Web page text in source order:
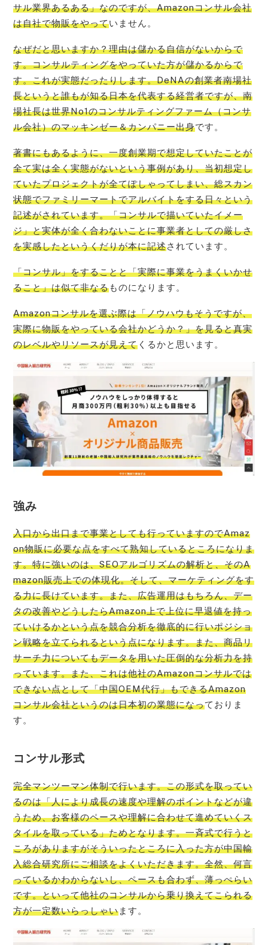
サル業界あるある」なのですが、Amazonコンサル会社
は自社で物販をやっていません。
なぜだと思いますか？理由は儲かる自信がないからで
す。コンサルティングをやっていた方が儲かるからで
す。これが実態だったりします。DeNAの創業者南場社
長というと誰もが知る日本を代表する経営者ですが、南
場社長は世界No1のコンサルティングファーム（コンサ
ル会社）のマッキンゼー＆カンパニー出身です。
著書にもあるように、一度創業期で想定していたことが
全て実は全く実態がないという事例があり、当初想定し
ていたプロジェクトが全てぽしゃってしまい、総スカン
状態でファミリーマートでアルバイトをする日々という
記述がされています。「コンサルで描いていたイメー
ジ」と実体が全く合わないことに事業者としての厳しさ
を実感したというくだりが本に記述されています。
「コンサル」をすることと「実際に事業をうまくいかせ
ること」は似て非なるものになります。
Amazonコンサルを選ぶ際は「ノウハウもそうですが、
実際に物販をやっている会社かどうか？」を見ると真実
のレベルやリソースが見えて くるかと思います。
強み
入口から出口まで事業としても行っていますのでAmaz
on物販に必要な点をすべて熟知しているところになりま
す。特に強いのは、SEOアルゴリズムの解析と、そのA
mazon販売上での体現化。そして、マーケティングをす
る力に長けています。また、広告運用はもちろん、デー
タの改善やどうしたらAmazon上で上位に早退値を持っ
ていけるかという点を競合分析を徹底的に行いポジショ
ン戦略を立てられるという点になります。また、商品リ
サーチ力についてもデータを用いた圧倒的な分析力を持
っています。また、これは他社のAmazonコンサルでは
できない点として「中国OEM代行」もできるAmazon
コンサル会社というのは日本初の業態になっておりま
す。
コンサル形式
完全マンツーマン体制で行います。この形式を取ってい
るのは「人により成長の速度や理解のポイントなどが違
うため、お客様のペースや理解に合わせて進めていくス
タイルを取っている」ためとなります。一斉式で行うと
ころがありますがそういったところに入った方が中国輸
入総合研究所にご相談をよくいただきます。全然、何言
っているかわからないし、ペースも合わず、薄っぺらい
です。といって他社のコンサルから乗り換えてこられる
方が一定数いらっしゃいます。